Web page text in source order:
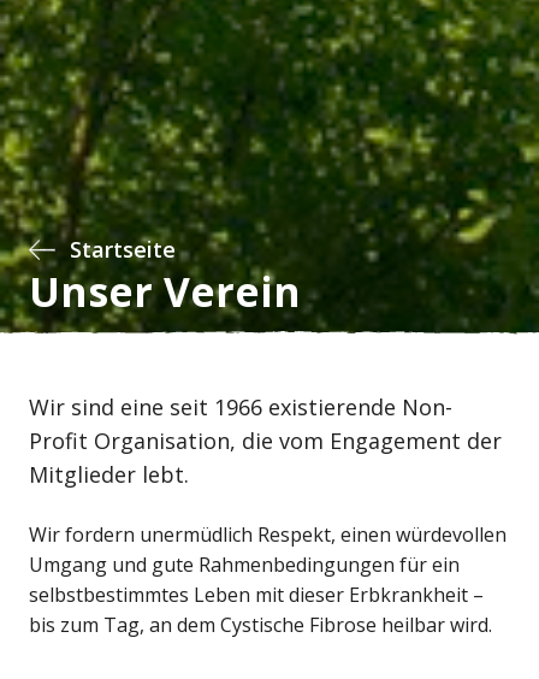
Startseite
Unser Verein
Wir sind eine seit 1966 existierende Non-
Profit Organisation, die vom Engagement der
Mitglieder lebt.
Wir fordern unermüdlich Respekt, einen würdevollen
Umgang und gute Rahmenbedingungen für ein
selbstbestimmtes Leben mit dieser Erbkrankheit –
bis zum Tag, an dem Cystische Fibrose heilbar wird.